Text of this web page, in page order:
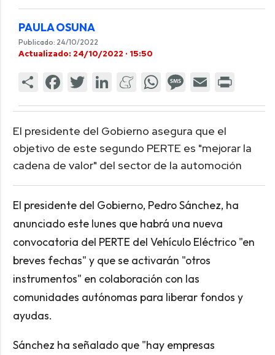
PAULA OSUNA
Publicado: 24/10/2022
Actualizado: 24/10/2022 · 15:50
El presidente del Gobierno asegura que el
objetivo de este segundo PERTE es "mejorar la
cadena de valor" del sector de la automoción
El presidente del Gobierno, Pedro Sánchez, ha
anunciado este lunes que habrá una nueva
convocatoria del PERTE del Vehículo Eléctrico "en
breves fechas" y que se activarán "otros
instrumentos" en colaboración con las
comunidades autónomas para liberar fondos y
ayudas.
Sánchez ha señalado que "hay empresas